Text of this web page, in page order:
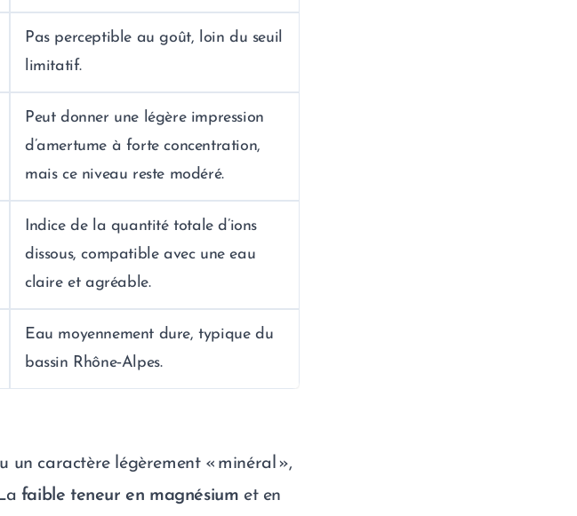
Pas perceptible au goût, loin du seuil
limitatif.
Peut donner une légère impression
d’amertume à forte concentration,
mais ce niveau reste modéré.
Indice de la quantité totale d’ions
dissous, compatible avec une eau
claire et agréable.
Eau moyennement dure, typique du
bassin Rhône‑Alpes.
un caractère légèrement « minéral »,
faible teneur en magnésium et en